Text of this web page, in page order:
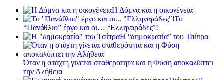
Η Δόμνα και η οικογένεια
Το
“Πανάθλιο” έργο και οι… “Ελληναράδες”!
Η “δημοκρατία” του Τσίπρα
Όταν η στάχτη γίνεται σταθερότητα και η Φύση αποκαλύπτει
την Αλήθεια